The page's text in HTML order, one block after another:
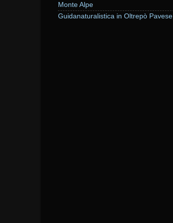
Monte Alpe
Guidanaturalistica in Oltrepò Pavese